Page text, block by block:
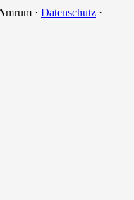
· Datenschutz ·